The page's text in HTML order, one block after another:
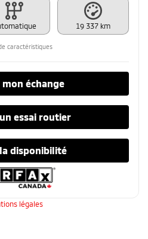
19 337 km
caractéristiques
mon échange
essai routier
disponibilité
légales